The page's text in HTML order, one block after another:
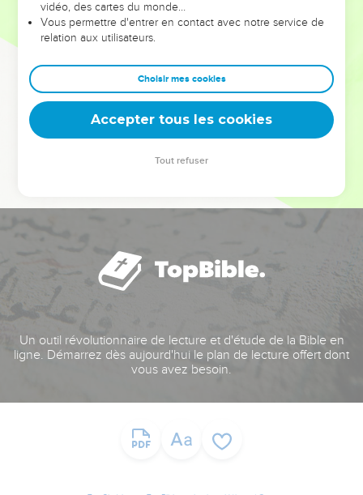
sont elles qui les ont façonnés.
Dans cette conférence, leaders, entrepreneurs, et responsables
clés pour avancer avec plus de sagesse afin que leurs erreurs
deviennent vos tremplins. Que vous guidiez un ministère, une
équipe, un groupe ou une famille, leur expérience est faite
Un outil révolutionnaire de lecture et d'étude de la Bible en
ligne. Démarrez dès aujourd'hui le plan de lecture offert dont
vous avez besoin.
vidéo, des cartes du monde…
Vous permettre d'entrer en contact avec notre service de
relation aux utilisateurs.
Choisir mes cookies
Accepter tous les cookies
Tout refuser